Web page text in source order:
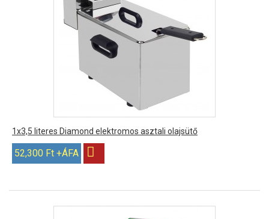
1x3,5 literes Diamond elektromos asztali olajsütő
52,300 Ft +ÁFA